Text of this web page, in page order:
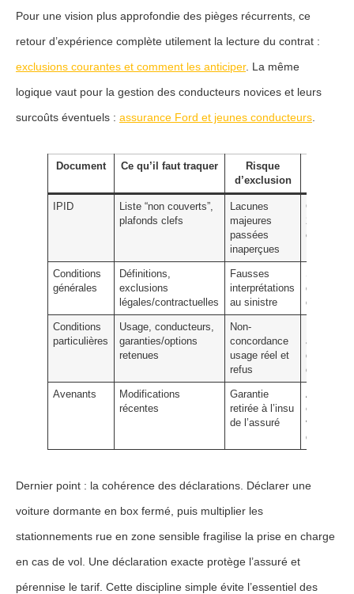
Pour une vision plus approfondie des pièges récurrents, ce
retour d’expérience complète utilement la lecture du contrat :
exclusions courantes et comment les anticiper. La même
logique vaut pour la gestion des conducteurs novices et leurs
surcoûts éventuels : assurance Ford et jeunes conducteurs
Document Ce qu’il faut traquer
Risque
d’exclusion
IPID
Liste “non couverts”,
plafonds clefs
Lacunes
majeures
passées
inaperçues
Comparer
Conditions
générales
Définitions,
exclusions
légales/contractuelles
Fausses
interprétations
au sinistre
des
Conditions
particulières
Usage, conducteurs,
garanties/options
retenues
Non-
concordance
usage réel et
refus
annuelle
des
Avenants
Modifications
récentes
Garantie
retirée à l’insu
de l’assuré
Archivage
et
des dates
Dernier point : la cohérence des déclarations. Déclarer une
voiture dormante en box fermé, puis multiplier les
stationnements rue en zone sensible fragilise la prise en charge
en cas de vol. Une déclaration exacte protège l’assuré et
pérennise le tarif. Cette discipline simple évite l’essentiel des